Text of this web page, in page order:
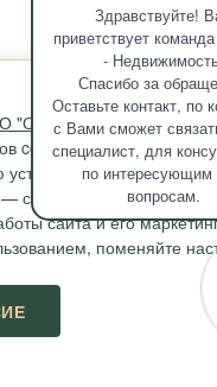
Здравствуйте!
приветствует
-
Спасибо за
Оставьте контакт, по
с Вами сможет
специалист, для
по интересующим
вопросам.
в двух
В отделке
материалы,
на заказ.
для большой семьи и
вс...
Татьяна
"ОНИКС-Недвижимость"
cookie, сведений о моих
даты и
с помощью
сайта и его
поменяйте